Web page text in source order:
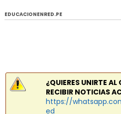
EDUCACIONENRED.PE
¿QUIERES UNIRTE
RECIBIR NOTICIAS
https://
ed